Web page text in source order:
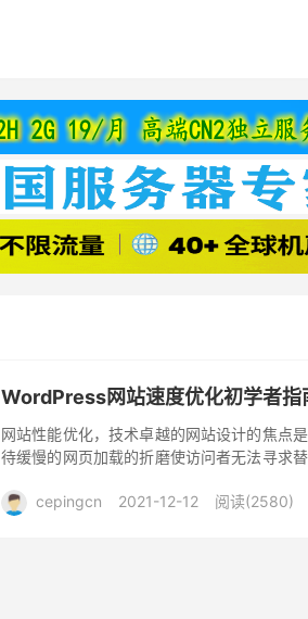
WordPress网站速度优化初学者指
网站性能优化，技术卓越的网站设计的焦点
待缓慢的网页加载的折磨使访问者无法寻求
cepingcn
2021-12-12 阅读(2580)